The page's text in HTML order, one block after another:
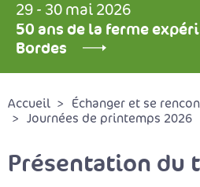
29 - 30 mai 2026
50 ans de la ferme
Bordes
Accueil Échanger et se
Journées de printemps 2026
Présentation du